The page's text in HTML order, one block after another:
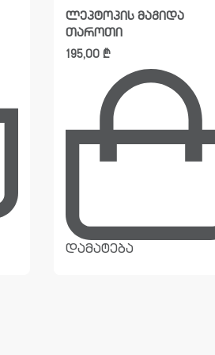
ლეპტოპის მაგიდა
თაროთი
195,00 ₾
დამატება